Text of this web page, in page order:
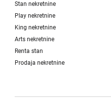
Stan nekretnine
Play nekretnine
King nekretnine
Arts nekretnine
Renta stan
Prodaja nekretnine